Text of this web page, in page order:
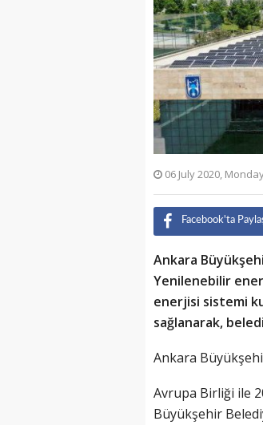
06 July 2020,
Facebook'ta
Ankara
Yenilenebilir
enerjisi sistemi
sağlanarak,
Ankara
Avrupa Birliği ile
Büyükşehir